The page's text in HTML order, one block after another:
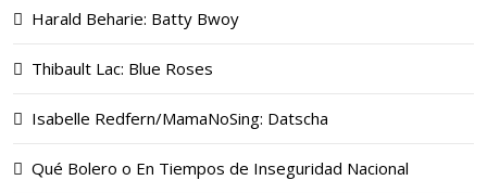
Harald Beharie: Batty Bwoy
Thibault Lac: Blue Roses
Isabelle Redfern/MamaNoSing: Datscha
Qué Bolero o En Tiempos de Inseguridad Nacional